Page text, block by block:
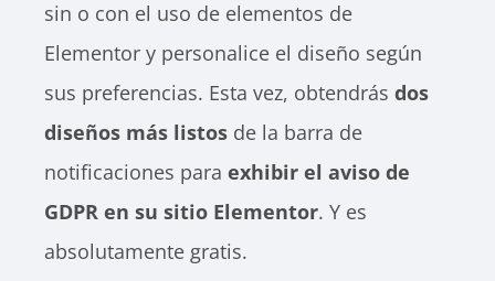
sin o con el uso de elementos de
Elementor y personalice el diseño según
sus preferencias. Esta vez, obtendrás dos
diseños más listos de la barra de
notificaciones para exhibir el aviso de
GDPR en su sitio Elementor. Y es
absolutamente gratis.